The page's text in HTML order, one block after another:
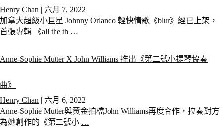
Henry Chan | 六月 7, 2022
加拿大超級小巨星 Johnny Orlando 輕快情歌《blur》經已上架，
首張專輯 《all the th …
Anne-Sophie Mutter X John Williams 推出《第二號小提琴協奏
曲》
Henry Chan | 六月 6, 2022
Anne-Sophie Mutter與黃金拍檔John Williams再度合作，拉奏對方
為她創作的《第二號小 …